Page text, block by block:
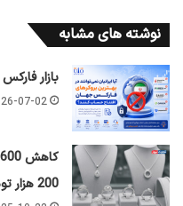
نوشته های مشابه
بازار
07-02
200 هزار تومانی را از دست داد